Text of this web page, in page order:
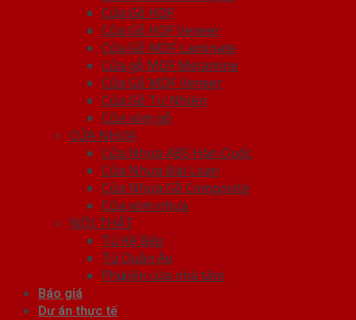
Cửa Gỗ HDF
Cửa Gỗ HDF Veneer
Cửa Gỗ MDF Laminate
Cửa gỗ MDF Melamine
Cửa Gỗ MDF Veneer
Cửa Gỗ Tự Nhiên
Cửa vòm gỗ
CỬA NHỰA
Cửa Nhựa ABS Hàn Quốc
Cửa Nhựa Đài Loan
Cửa Nhựa Gỗ Composite
Cửa vòm nhựa
NỘI THẤT
Tủ Kệ Bếp
Tủ Quần Áo
Phụ kiện cửa nhà tắm
Báo giá
Dự án thực tế